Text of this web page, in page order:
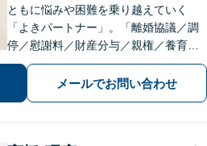
ともに悩みや困難を乗り越えていく
「よきパートナー」。「離婚協議／調
停／慰謝料／財産分与／親権／養育費
ほか」【賠償金アップの事例多数】死
亡事故・重傷事故まで幅広く対応！保
険会社との交渉や医師との折衝、後遺
メールでお問い合わせ